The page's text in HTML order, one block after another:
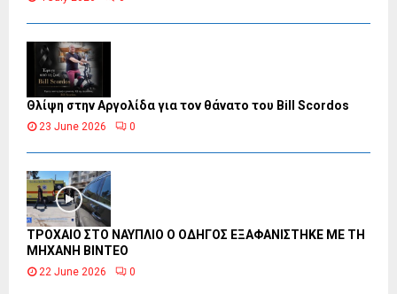
Θλίψη στην Αργολίδα για τον θάνατο του Bill Scordos
23 June 2026 0
ΤΡΟΧΑΙΟ ΣΤΟ ΝΑΥΠΛΙΟ Ο ΟΔΗΓΟΣ ΕΞΑΦΑΝΙΣΤΗΚΕ ΜΕ ΤΗ
ΜΗΧΑΝΗ ΒΙΝΤΕΟ
22 June 2026 0